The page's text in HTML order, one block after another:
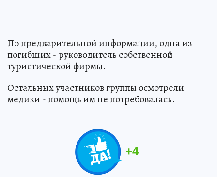
По предварительной информации, одна из
погибших - руководитель собственной
туристической фирмы.
Остальных участников группы осмотрели
медики - помощь им не потребовалась.
+4